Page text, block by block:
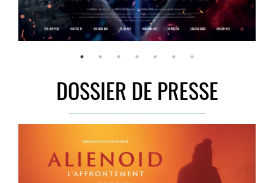
JE M’ABONNE
Éric Pastol –01 49 65 10 30
18, rue de Saisset – 92120 Montrouge
DOSSIER DE PRESSE